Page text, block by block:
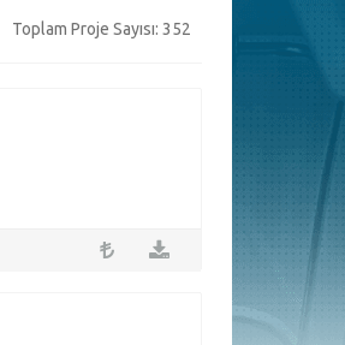
Toplam Proje Sayısı: 352